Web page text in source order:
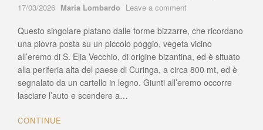
17/03/2026 Author
Maria Lombardo Leave a comment
maestoso
platano
di
Curinga
Questo singolare platano dalle forme bizzarre, che ricordano
una piovra posta su un piccolo poggio, vegeta vicino
all’eremo di S. Elia Vecchio, di origine bizantina, ed è situato
alla periferia alta del paese di Curinga, a circa 800 mt, ed è
segnalato da un cartello in legno. Giunti all’eremo occorre
lasciare l’auto e scendere a…
CONTINUE